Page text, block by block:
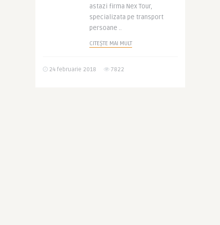
astazi firma Nex Tour,
specializata pe transport
persoane ..
CITEȘTE MAI MULT
24 februarie 2018 7822